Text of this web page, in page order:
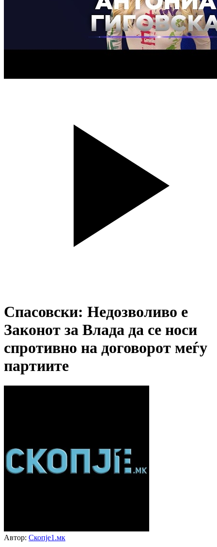
Спасовски: Недозволиво е
Законот за Влада да се носи
спротивно на договорот меѓу
партиите
Автор: Скопје1.мк